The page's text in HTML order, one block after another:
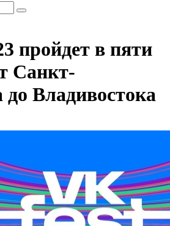
пройдет в пяти
Санкт-
до Владивостока